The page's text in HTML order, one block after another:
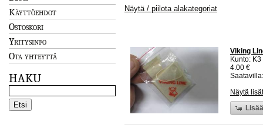
Käyttöehdot
Ostoskori
Yritysinfo
Ota yhteyttä
HAKU
Näytä / piilota alakategoriat
Viking
Kunto:
4.00 €
Näytä